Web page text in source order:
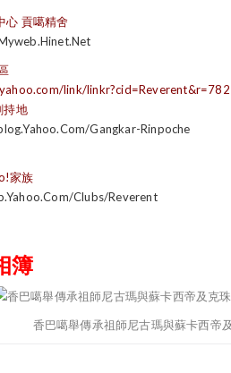
心 貢噶精舍
link/
持地
gangkar-Rinpoche
家族
clubs/Reverent
簿
承祖師尼古瑪與蘇卡西帝及克